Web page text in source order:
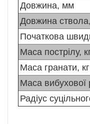
Довжина, мм
Довжина
Початкова
Маса пострілу,
Маса гранати,
Маса вибухової
Радіус